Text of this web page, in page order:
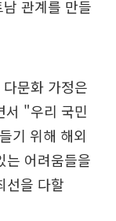
관계를 만들
문화 가정은
서 "우리 국민
기 위해 해외
는 어려움들을
선을 다할